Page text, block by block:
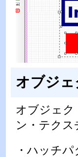
オブジ
オブジェク
ン・テク
・ハッチ